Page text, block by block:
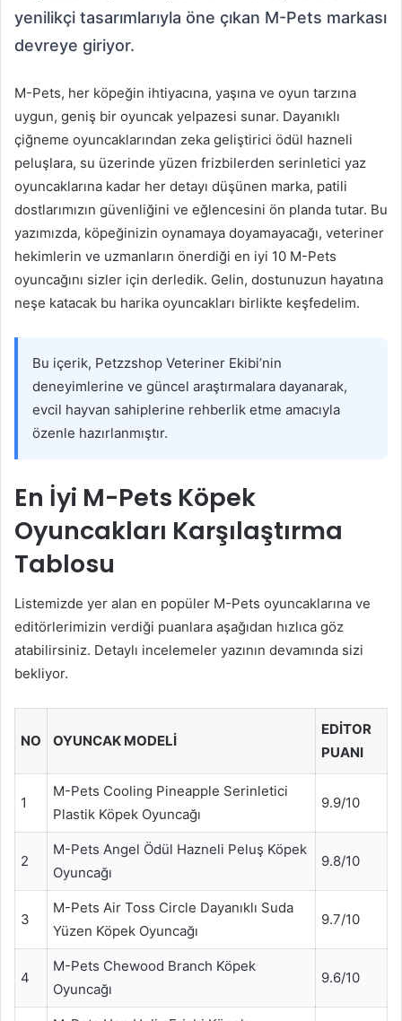
yenilikçi tasarımlarıyla öne çıkan M-Pets markası
devreye giriyor.
M-Pets, her köpeğin ihtiyacına, yaşına ve oyun tarzına
uygun, geniş bir oyuncak yelpazesi sunar. Dayanıklı
çiğneme oyuncaklarından zeka geliştirici ödül hazneli
peluşlara, su üzerinde yüzen frizbilerden serinletici yaz
oyuncaklarına kadar her detayı düşünen marka, patili
dostlarımızın güvenliğini ve eğlencesini ön planda tutar. Bu
yazımızda, köpeğinizin oynamaya doyamayacağı, veteriner
hekimlerin ve uzmanların önerdiği en iyi 10 M-Pets
oyuncağını sizler için derledik. Gelin, dostunuzun hayatına
neşe katacak bu harika oyuncakları birlikte keşfedelim.
Bu içerik, Petzzshop Veteriner Ekibi’nin
deneyimlerine ve güncel araştırmalara dayanarak,
evcil hayvan sahiplerine rehberlik etme amacıyla
özenle hazırlanmıştır.
En İyi M-Pets Köpek
Oyuncakları Karşılaştırma
Tablosu
Listemizde yer alan en popüler M-Pets oyuncaklarına ve
editörlerimizin verdiği puanlara aşağıdan hızlıca göz
atabilirsiniz. Detaylı incelemeler yazının devamında sizi
bekliyor.
NO OYUNCAK MODELI
EDITOR
PUANI
1
M-Pets Cooling Pineapple Serinletici
Plastik Köpek Oyuncağı
9.9/10
2
M-Pets Angel Ödül Hazneli Peluş Köpek
Oyuncağı
9.8/10
3
M-Pets Air Toss Circle Dayanıklı Suda
Yüzen Köpek Oyuncağı
9.7/10
4
M-Pets Chewood Branch Köpek
Oyuncağı
9.6/10